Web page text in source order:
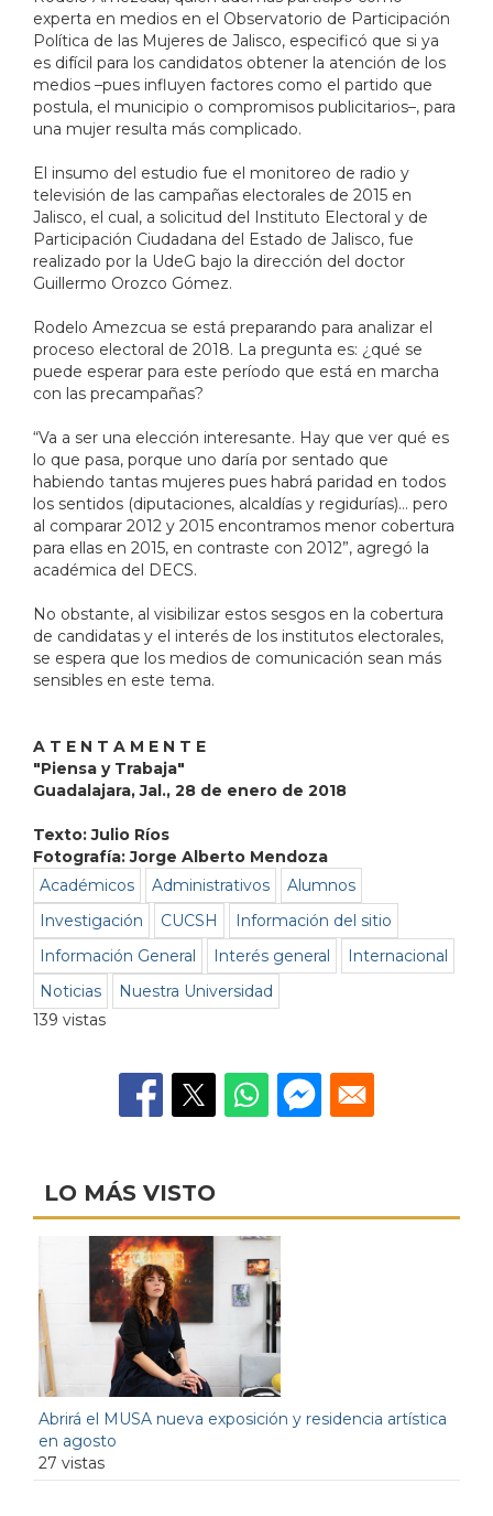
experta en medios en el Observatorio de Participación
Política de las Mujeres de Jalisco, especificó que si ya
es difícil para los candidatos obtener la atención de los
medios –pues influyen factores como el partido que
postula, el municipio o compromisos publicitarios–, para
una mujer resulta más complicado.
El insumo del estudio fue el monitoreo de radio y
televisión de las campañas electorales de 2015 en
Jalisco, el cual, a solicitud del Instituto Electoral y de
Participación Ciudadana del Estado de Jalisco, fue
realizado por la UdeG bajo la dirección del doctor
Guillermo Orozco Gómez.
Rodelo Amezcua se está preparando para analizar el
proceso electoral de 2018. La pregunta es: ¿qué se
puede esperar para este período que está en marcha
con las precampañas?
“Va a ser una elección interesante. Hay que ver qué es
lo que pasa, porque uno daría por sentado que
habiendo tantas mujeres pues habrá paridad en todos
los sentidos (diputaciones, alcaldías y regidurías)… pero
al comparar 2012 y 2015 encontramos menor cobertura
para ellas en 2015, en contraste con 2012”, agregó la
académica del DECS.
No obstante, al visibilizar estos sesgos en la cobertura
de candidatas y el interés de los institutos electorales,
se espera que los medios de comunicación sean más
sensibles en este tema.
A T E N T A M E N T E
"Piensa y Trabaja"
Guadalajara, Jal., 28 de enero de 2018
Texto: Julio Ríos
Fotografía: Jorge Alberto Mendoza
Académicos
Administrativos
Alumnos
Investigación
CUCSH
Información del sitio
Información General
Interés general
Internacional
Noticias
Nuestra Universidad
139 vistas
LO MÁS VISTO
Abrirá el MUSA nueva exposición y residencia artística
en agosto
27 vistas